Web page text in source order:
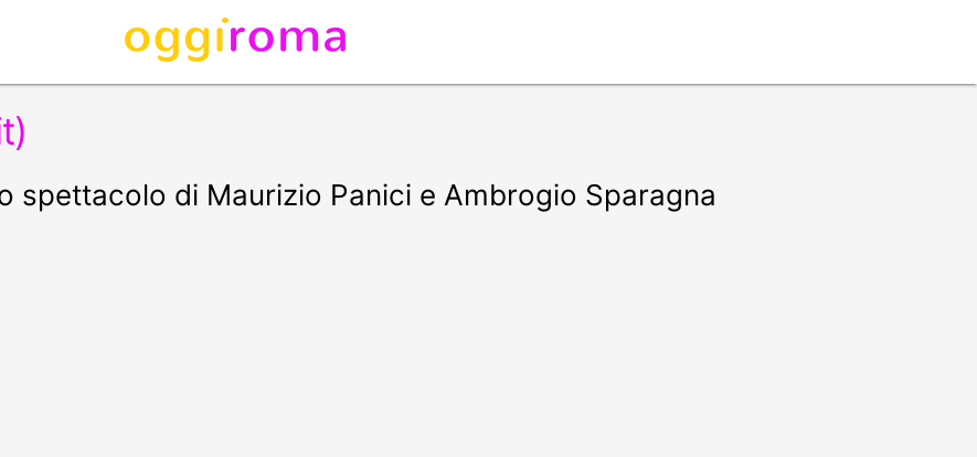
spettacolo di Maurizio Panici e Ambrogio Sparagna